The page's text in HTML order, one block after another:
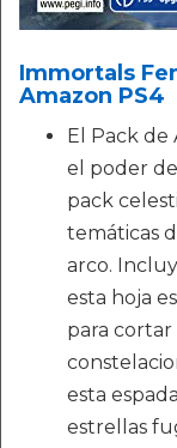
Immortals
Amazon PS4
El Pack de
el poder
pack
temáticas
arco.
esta hoja
para cortar
esta
estrellas